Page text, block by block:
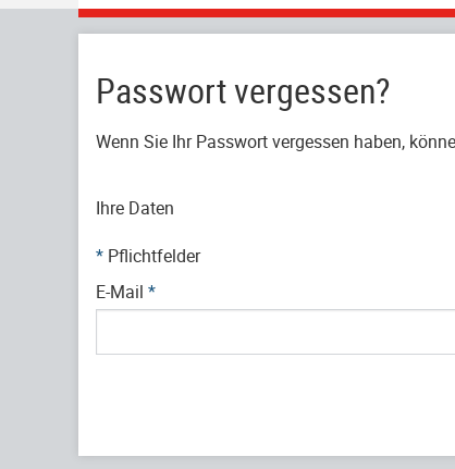
Passwort vergessen?
Wenn Sie Ihr Passwort vergessen haben,
Ihre Daten
* Pflichtfelder
E-Mail *